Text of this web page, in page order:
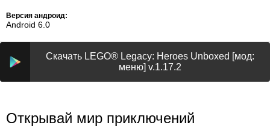
Версия андроид:
Android 6.0
Скачать LEGO® Legacy: Heroes Unboxed [мод:
меню] v.1.17.2
Открывай мир приключений